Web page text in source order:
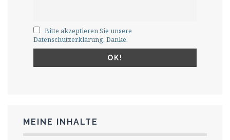
Bitte akzeptieren Sie unsere
Datenschutzerklärung. Danke.
MEINE INHALTE